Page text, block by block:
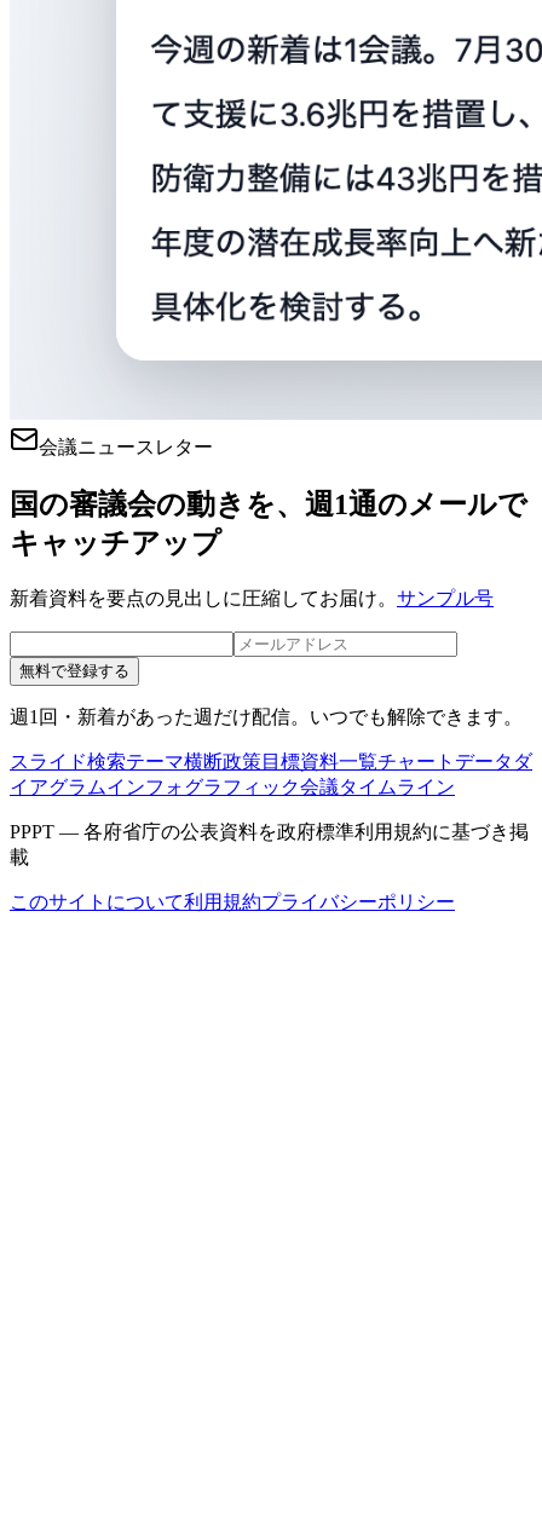
会議ニュースレター
国の審議会の動きを、週1通のメールで
キャッチアップ
新着資料を要点の見出しに圧縮してお届け。 サンプル号
無料で登録する
週1回・新着があった週だけ配信。いつでも解除できます。
スライド検索テーマ横断政策目標資料一覧チャートデータ ダ
イアグラムインフォグラフィック会議タイムライン
PPPT — 各府省庁の公表資料を政府標準利用規約に基づき掲
載
このサイトについて利用規約プライバシーポリシー